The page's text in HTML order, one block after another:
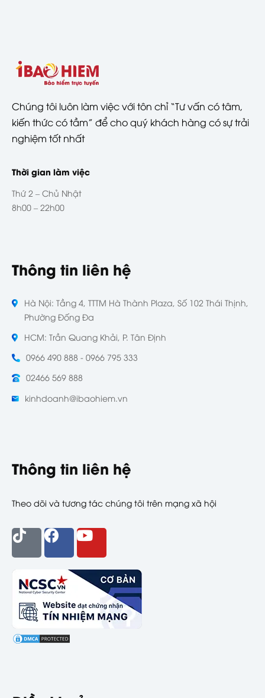
Chúng tôi luôn làm việc với tôn chỉ “Tư vấn có tâm,
kiến thức có tầm” để cho quý khách hàng có sự trải
nghiệm tốt nhất
Thời gian làm việc
Thứ 2 – Chủ Nhật
8h00 – 22h00
Thông tin liên hệ
Hà Nội: Tầng 4, TTTM Hà Thành Plaza, Số 102 Thái Thịnh,
Phường Đống Đa
HCM: Trần Quang Khải, P. Tân Định
0966 490 888 - 0966 795 333
02466 569 888
kinhdoanh@ibaohiem.vn
Thông tin liên hệ
Theo dõi và tương tác chúng tôi trên mạng xã hội